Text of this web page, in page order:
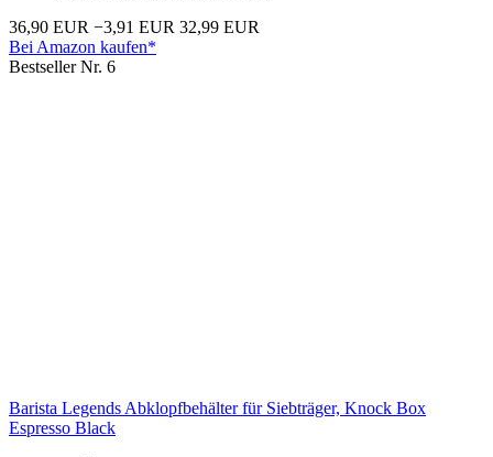
36,90 EUR −3,91 EUR 32,99 EUR
Bei Amazon kaufen*
Bestseller Nr. 6
Barista Legends Abklopfbehälter für Siebträger, Knock Box
Espresso Black